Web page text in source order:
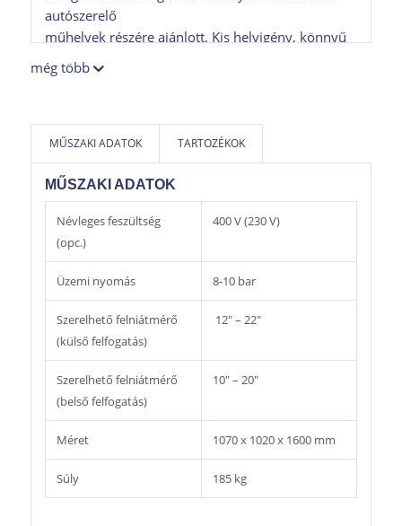
autószerelő
műhelyek részére ajánlott. Kis helyigény, könnyű
használat jellemzi a berendezést.
védőkészletet.
A berendezés opcionálisan rendelhető
kétsebességes és puffertartályos, valamint 230 V-
még több
MŰSZAKI ADATOK TARTOZÉKOK
MŰSZAKI ADATOK
Névleges feszültség
(opc.)
400 V (230 V)
Üzemi nyomás 8-10 bar
Szerelhető felniátmérő
(külső felfogatás)
12″ – 22″
Szerelhető felniátmérő
(belső felfogatás)
10″ – 20″
Méret 1070 x 1020 x 1600 mm
Súly 185 kg